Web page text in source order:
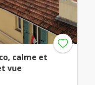
calme et
vue